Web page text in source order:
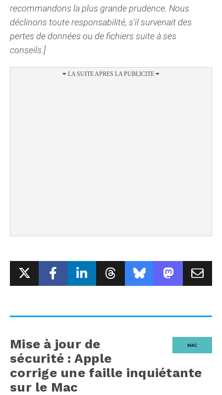
recommandons la plus grande prudence. Nous
déclinons toute responsabilité, s'il survenait des
pertes de données ou de fichiers suite à ses
conseils.]
MAC
Mise à jour de
sécurité : Apple
corrige une faille inquiétante
sur le Mac